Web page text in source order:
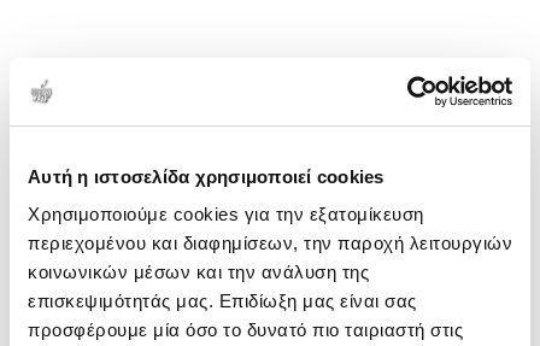
Αυτή η ιστοσελίδα χρησιμοποιεί cookies
Χρησιμοποιούμε cookies για την εξατομίκευση
περιεχομένου και διαφημίσεων, την παροχή λειτουργιών
κοινωνικών μέσων και την ανάλυση της
επισκεψιμότητάς μας. Επιδίωξη μας είναι σας
προσφέρουμε μία όσο το δυνατό πιο ταιριαστή στις